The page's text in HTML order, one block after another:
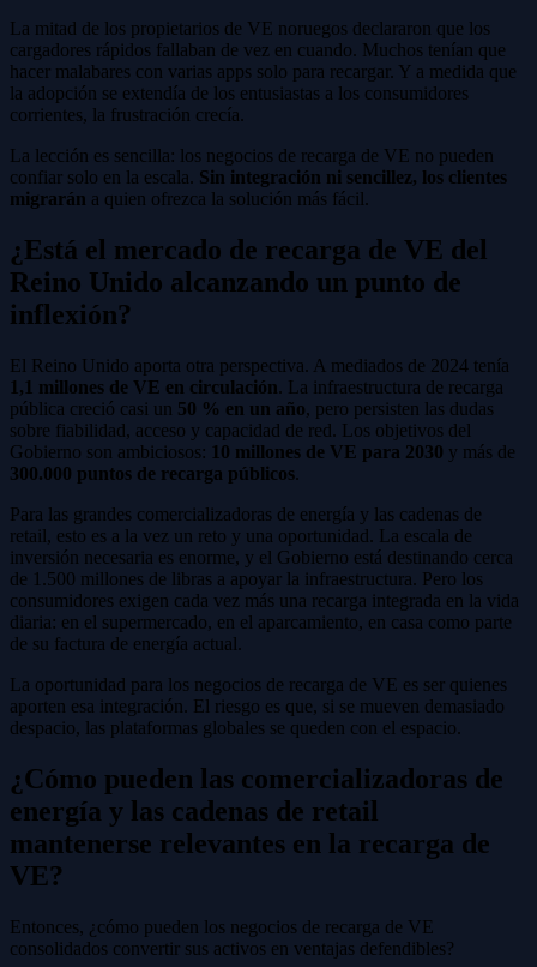
La mitad de los propietarios de VE noruegos declararon que los
cargadores rápidos fallaban de vez en cuando. Muchos tenían que
hacer malabares con varias apps solo para recargar. Y a medida que
la adopción se extendía de los entusiastas a los consumidores
corrientes, la frustración crecía.
La lección es sencilla: los negocios de recarga de VE no pueden
confiar solo en la escala. Sin integración ni sencillez, los clientes
migrarán a quien ofrezca la solución más fácil.
¿Está el mercado de recarga de VE del
Reino Unido alcanzando un punto de
inflexión?
El Reino Unido aporta otra perspectiva. A mediados de 2024 tenía
1,1 millones de VE en circulación. La infraestructura de recarga
pública creció casi un 50 % en un año, pero persisten las dudas
sobre fiabilidad, acceso y capacidad de red. Los objetivos del
Gobierno son ambiciosos: 10 millones de VE para 2030 y más de
300.000 puntos de recarga públicos.
Para las grandes comercializadoras de energía y las cadenas de
retail, esto es a la vez un reto y una oportunidad. La escala de
inversión necesaria es enorme, y el Gobierno está destinando cerca
de 1.500 millones de libras a apoyar la infraestructura. Pero los
consumidores exigen cada vez más una recarga integrada en la vida
diaria: en el supermercado, en el aparcamiento, en casa como parte
de su factura de energía actual.
La oportunidad para los negocios de recarga de VE es ser quienes
aporten esa integración. El riesgo es que, si se mueven demasiado
despacio, las plataformas globales se queden con el espacio.
¿Cómo pueden las comercializadoras de
energía y las cadenas de retail
mantenerse relevantes en la recarga de
VE?
Entonces, ¿cómo pueden los negocios de recarga de VE
consolidados convertir sus activos en ventajas defendibles?